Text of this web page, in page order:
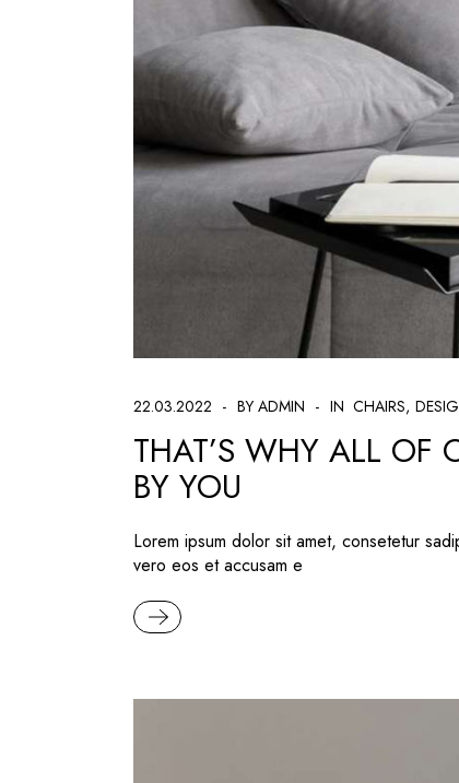
22.03.2022 BY ADMIN IN CHAIRS
THAT’S WHY ALL OF
BY YOU
Lorem ipsum dolor sit amet, consetetur
vero eos et accusam e
READ MORE